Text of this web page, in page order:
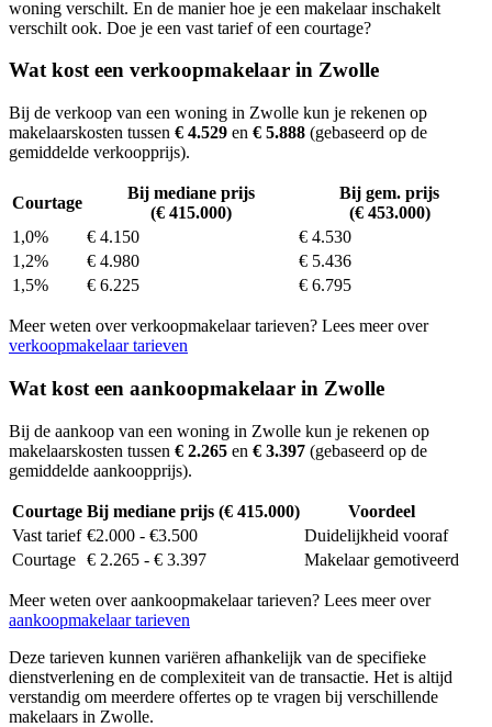
woning verschilt. En de manier hoe je een makelaar inschakelt
verschilt ook. Doe je een vast tarief of een courtage?
Wat kost een verkoopmakelaar in Zwolle
Bij de verkoop van een woning in Zwolle kun je rekenen op
makelaarskosten tussen € 4.529 en € 5.888 (gebaseerd op de
gemiddelde verkoopprijs).
Courtage
Bij mediane prijs
(€ 415.000)
Bij gem. prijs
(€ 453.000)
1,0%
€ 4.150
€ 4.530
1,2%
€ 4.980
€ 5.436
1,5%
€ 6.225 € 6.795
Meer weten over verkoopmakelaar tarieven? Lees meer over
verkoopmakelaar tarieven
Wat kost een aankoopmakelaar in Zwolle
Bij de aankoop van een woning in Zwolle kun je rekenen op
makelaarskosten tussen € 2.265 en € 3.397 (gebaseerd op de
gemiddelde aankoopprijs).
Courtage Bij mediane prijs (€ 415.000)
Voordeel
Vast tarief €2.000 - €3.500
Duidelijkheid vooraf
Courtage € 2.265 - € 3.397 Makelaar gemotiveerd
Meer weten over aankoopmakelaar tarieven? Lees meer over
aankoopmakelaar tarieven
Deze tarieven kunnen variëren afhankelijk van de specifieke
dienstverlening en de complexiteit van de transactie. Het is altijd
verstandig om meerdere offertes op te vragen bij verschillende
makelaars in Zwolle.